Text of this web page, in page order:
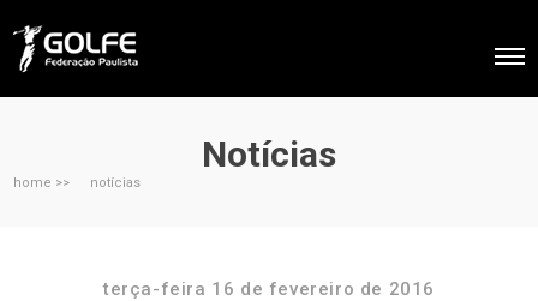
Notícias
home >> notícias
terça-feira 16 de fevereiro de 2016